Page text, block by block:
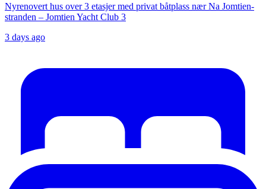
Nyrenovert hus over 3 etasjer med privat båtplass nær Na Jomtien-
stranden – Jomtien Yacht Club 3
3 days ago